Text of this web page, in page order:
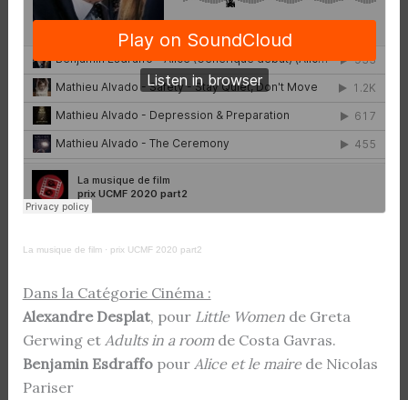
La musique de film· prix UCMF 2020 part2
Dans la Catégorie Cinéma :
Alexandre Desplat, pourLittle Women de Greta
Gerwing et Adults in a room de Costa Gavras.
Benjamin Esdraffopour Alice et le mairede Nicolas
Pariser